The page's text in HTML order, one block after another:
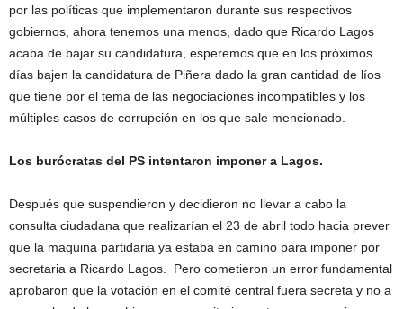
por las políticas que implementaron durante sus respectivos
gobiernos, ahora tenemos una menos, dado que Ricardo Lagos
acaba de bajar su candidatura, esperemos que en los próximos
días bajen la candidatura de Piñera dado la gran cantidad de líos
que tiene por el tema de las negociaciones incompatibles y los
múltiples casos de corrupción en los que sale mencionado.
Los burócratas del PS intentaron imponer a Lagos.
Después que suspendieron y decidieron no llevar a cabo la
consulta ciudadana que realizarían el 23 de abril todo hacia prever
que la maquina partidaria ya estaba en camino para imponer por
secretaria a Ricardo Lagos. Pero cometieron un error fundamental
aprobaron que la votación en el comité central fuera secreta y no a